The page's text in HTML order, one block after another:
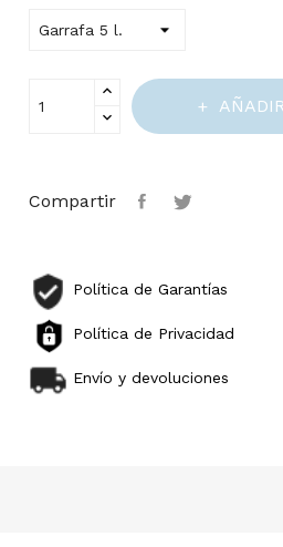
Compartir
Política de Garantías
Política de Privacidad
Envío y devoluciones